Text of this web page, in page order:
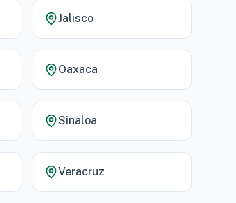
Jalisco
Oaxaca
Sinaloa
Veracruz